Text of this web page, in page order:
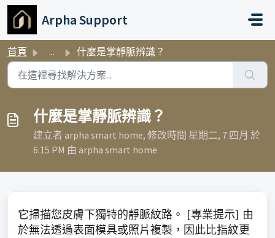
略過至主要內容
Arpha Support
首頁 ... 什麼是掌靜脈辨識？
什麼是掌靜脈辨識？
建立者 arpha smart home, 修改時間 星期二, 7 四月 於
6:15 PM 由 arpha smart home
它掃描您皮膚下獨特的靜脈紋路。 [專業提示] 由
於無法透過表面模具或照片複製，因此比指紋更